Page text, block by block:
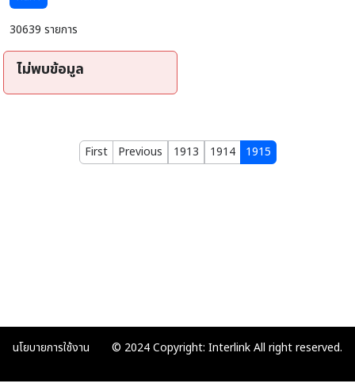
30639 รายการ
ไม่พบข้อมูล
First Previous 1913 1914 1915
นโยบายการใช้งาน © 2024 Copyright: Interlink All right reserved.